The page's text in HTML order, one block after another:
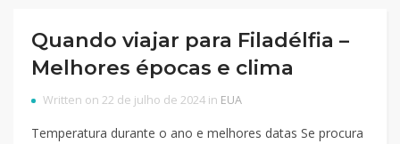
Quando viajar para Filadélfia –
Melhores épocas e clima
Written on 22 de julho de 2024 in EUA
Temperatura durante o ano e melhores datas Se procura